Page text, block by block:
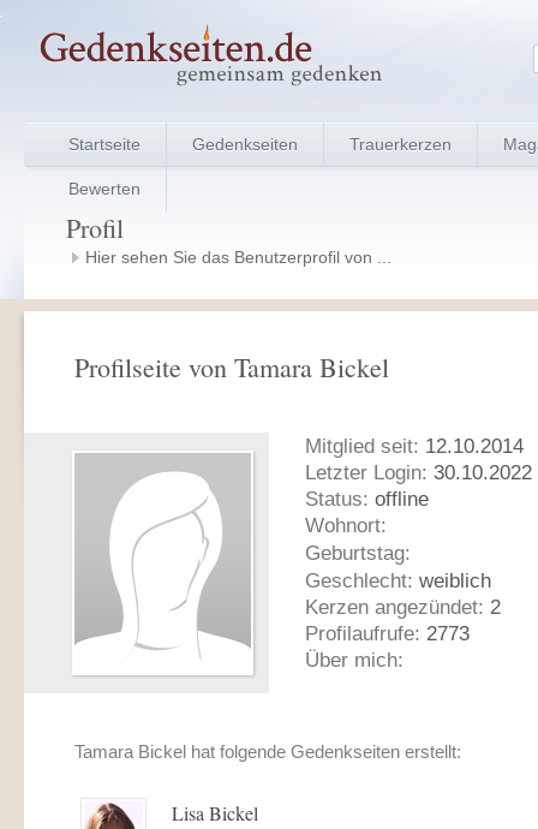
Startseite Gedenkseiten Trauerkerzen
Bewerten
Profil
Hier sehen Sie das Benutzerprofil von ...
Profilseite von Tamara Bickel
Mitglied seit: 12.10.2014
Letzter Login:
Status: offline
Wohnort:
Geburtstag:
Geschlecht: weiblich
Kerzen angezündet: 2
Profilaufrufe: 2773
Über mich:
Tamara Bickel hat folgende Gedenkseiten erstellt:
Lisa Bickel